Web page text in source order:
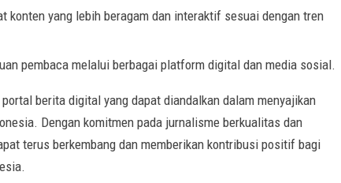
konten yang lebih beragam dan interaktif sesuai dengan tren
pembaca melalui berbagai platform digital dan media sosial.
berita digital yang dapat diandalkan dalam menyajikan
Dengan komitmen pada jurnalisme berkualitas dan
terus berkembang dan memberikan kontribusi positif bagi